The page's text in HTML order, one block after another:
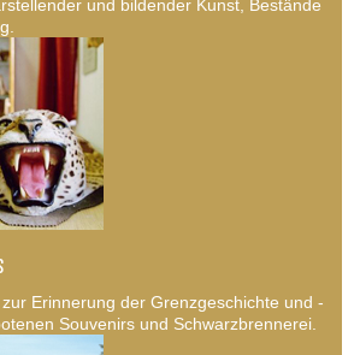
und bildender Kunst, Bestände
Erinnerung der Grenzgeschichte und -
Souvenirs und Schwarzbrennerei.